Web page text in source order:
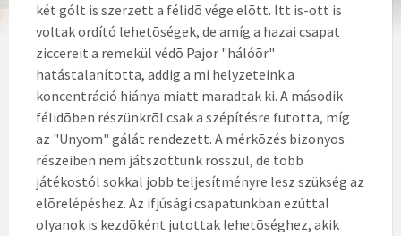
két gólt is szerzett a félidõ vége elõtt. Itt is-ott is
voltak ordító lehetõségek, de amíg a hazai csapat
ziccereit a remekül védõ Pajor "hálóõr"
hatástalanította, addig a mi helyzeteink a
koncentráció hiánya miatt maradtak ki. A második
félidõben részünkrõl csak a szépítésre futotta, míg
az "Unyom" gálát rendezett. A mérkõzés bizonyos
részeiben nem játszottunk rosszul, de több
játékostól sokkal jobb teljesítményre lesz szükség az
elõrelépéshez. Az ifjúsági csapatunkban ezúttal
olyanok is kezdõként jutottak lehetõséghez, akik